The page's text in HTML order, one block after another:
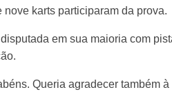
karts participaram da prova.
em sua maioria com
Queria agradecer também à